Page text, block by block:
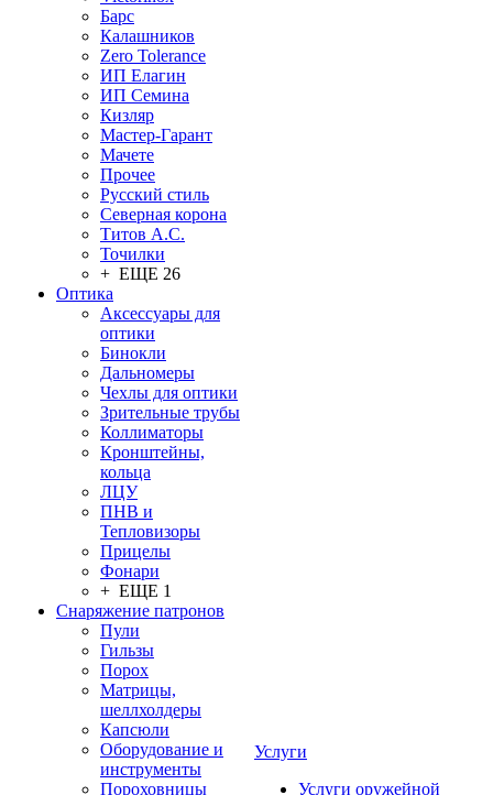
Барс
Калашников
Zero Tolerance
ИП Елагин
ИП Семина
Кизляр
Мастер-Гарант
Мачете
Прочее
Русский стиль
Северная корона
Титов А.С.
Точилки
+ ЕЩЕ 26
Оптика
Аксессуары для
оптики
Бинокли
Дальномеры
Чехлы для оптики
Зрительные трубы
Коллиматоры
Кронштейны,
кольца
ЛЦУ
ПНВ и
Тепловизоры
Прицелы
Фонари
+ ЕЩЕ 1
Снаряжение патронов
Пули
Гильзы
Порох
Матрицы,
шеллхолдеры
Капсюли
Оборудование и
инструменты
Пороховницы
Услуги
Услуги оружейной